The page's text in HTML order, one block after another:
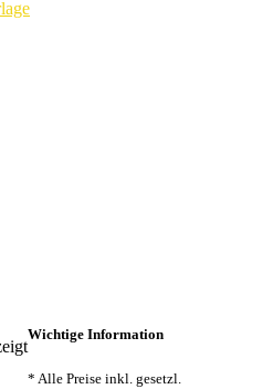
Wichtige Information
* Alle Preise inkl. gesetzl.